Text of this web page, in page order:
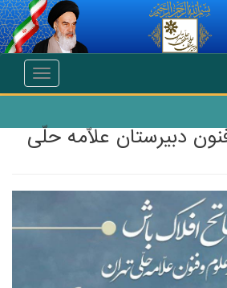
Toggle
دبیرستان علّامه حلّی